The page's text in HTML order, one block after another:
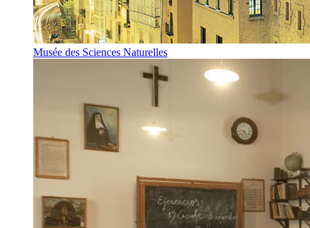
Musée des Sciences Naturelles